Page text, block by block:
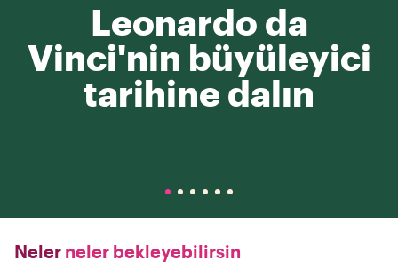
Leonardo da
Vinci'nin büyüleyici
tarihine dalın
Neler neler bekleyebilirsin